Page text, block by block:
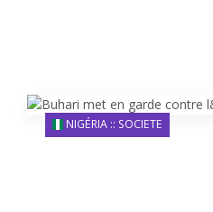
NIGÉRIA :: SOCIETE